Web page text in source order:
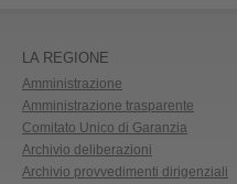
LA REGIONE
Amministrazione
Amministrazione trasparente
Comitato Unico di Garanzia
Archivio deliberazioni
Archivio provvedimenti dirigenziali